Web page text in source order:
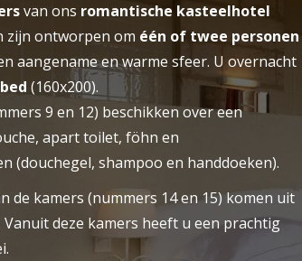
HOTEL
opent
voor al uw
haltes, zowel
uw vakantie.
sfeer,
van ons
van ons romantische kasteelhotel
zijn ontworpen om één of twee personen
aangename en warme sfeer. U overnacht
(160x200).
9 en 12) beschikken over een
apart toilet, föhn en
(douchegel, shampoo en handdoeken).
de kamers (nummers 14 en 15) komen uit
Vanuit deze kamers heeft u een prachtig